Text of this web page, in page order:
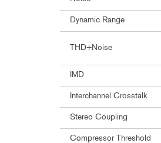
Dynamic Range
THD+Noise
IMD
Interchannel Crosstalk
Stereo Coupling
Compressor Threshold